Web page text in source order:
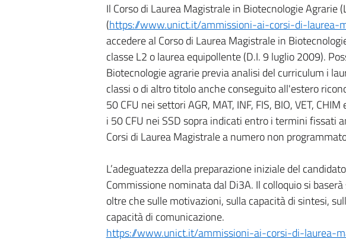
Il Corso di Laurea Magistrale in Biotecnologie Agrarie
(https://www.unict.it/ammissioni-ai-corsi-di-laurea-
accedere al Corso di Laurea Magistrale in
classe L2 o laurea equipollente (D.I. 9 luglio 2009).
Biotecnologie agrarie previa analisi del curriculum i
classi o di altro titolo anche conseguito all'estero
50 CFU nei settori AGR, MAT, INF, FIS, BIO, VET,
i 50 CFU nei SSD sopra indicati entro i termini fissati
Corsi di Laurea Magistrale a numero non
L’adeguatezza della preparazione iniziale del
Commissione nominata dal Di3A. Il colloquio si
oltre che sulle motivazioni, sulla capacità di sintesi,
capacità di comunicazione.
https://www.unict.it/ammissioni-ai-corsi-di-laurea-